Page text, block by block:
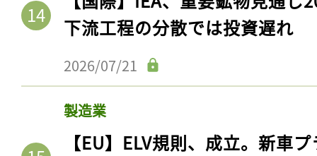
下流工程の分散では投資遅れ
2026/07/21
製造業
【EU】ELV規則、成立。新車